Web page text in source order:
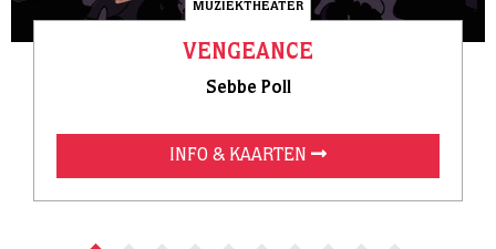
MUZIEKTHEATER
VENGEANCE
Sebbe Poll
INFO & KAARTEN